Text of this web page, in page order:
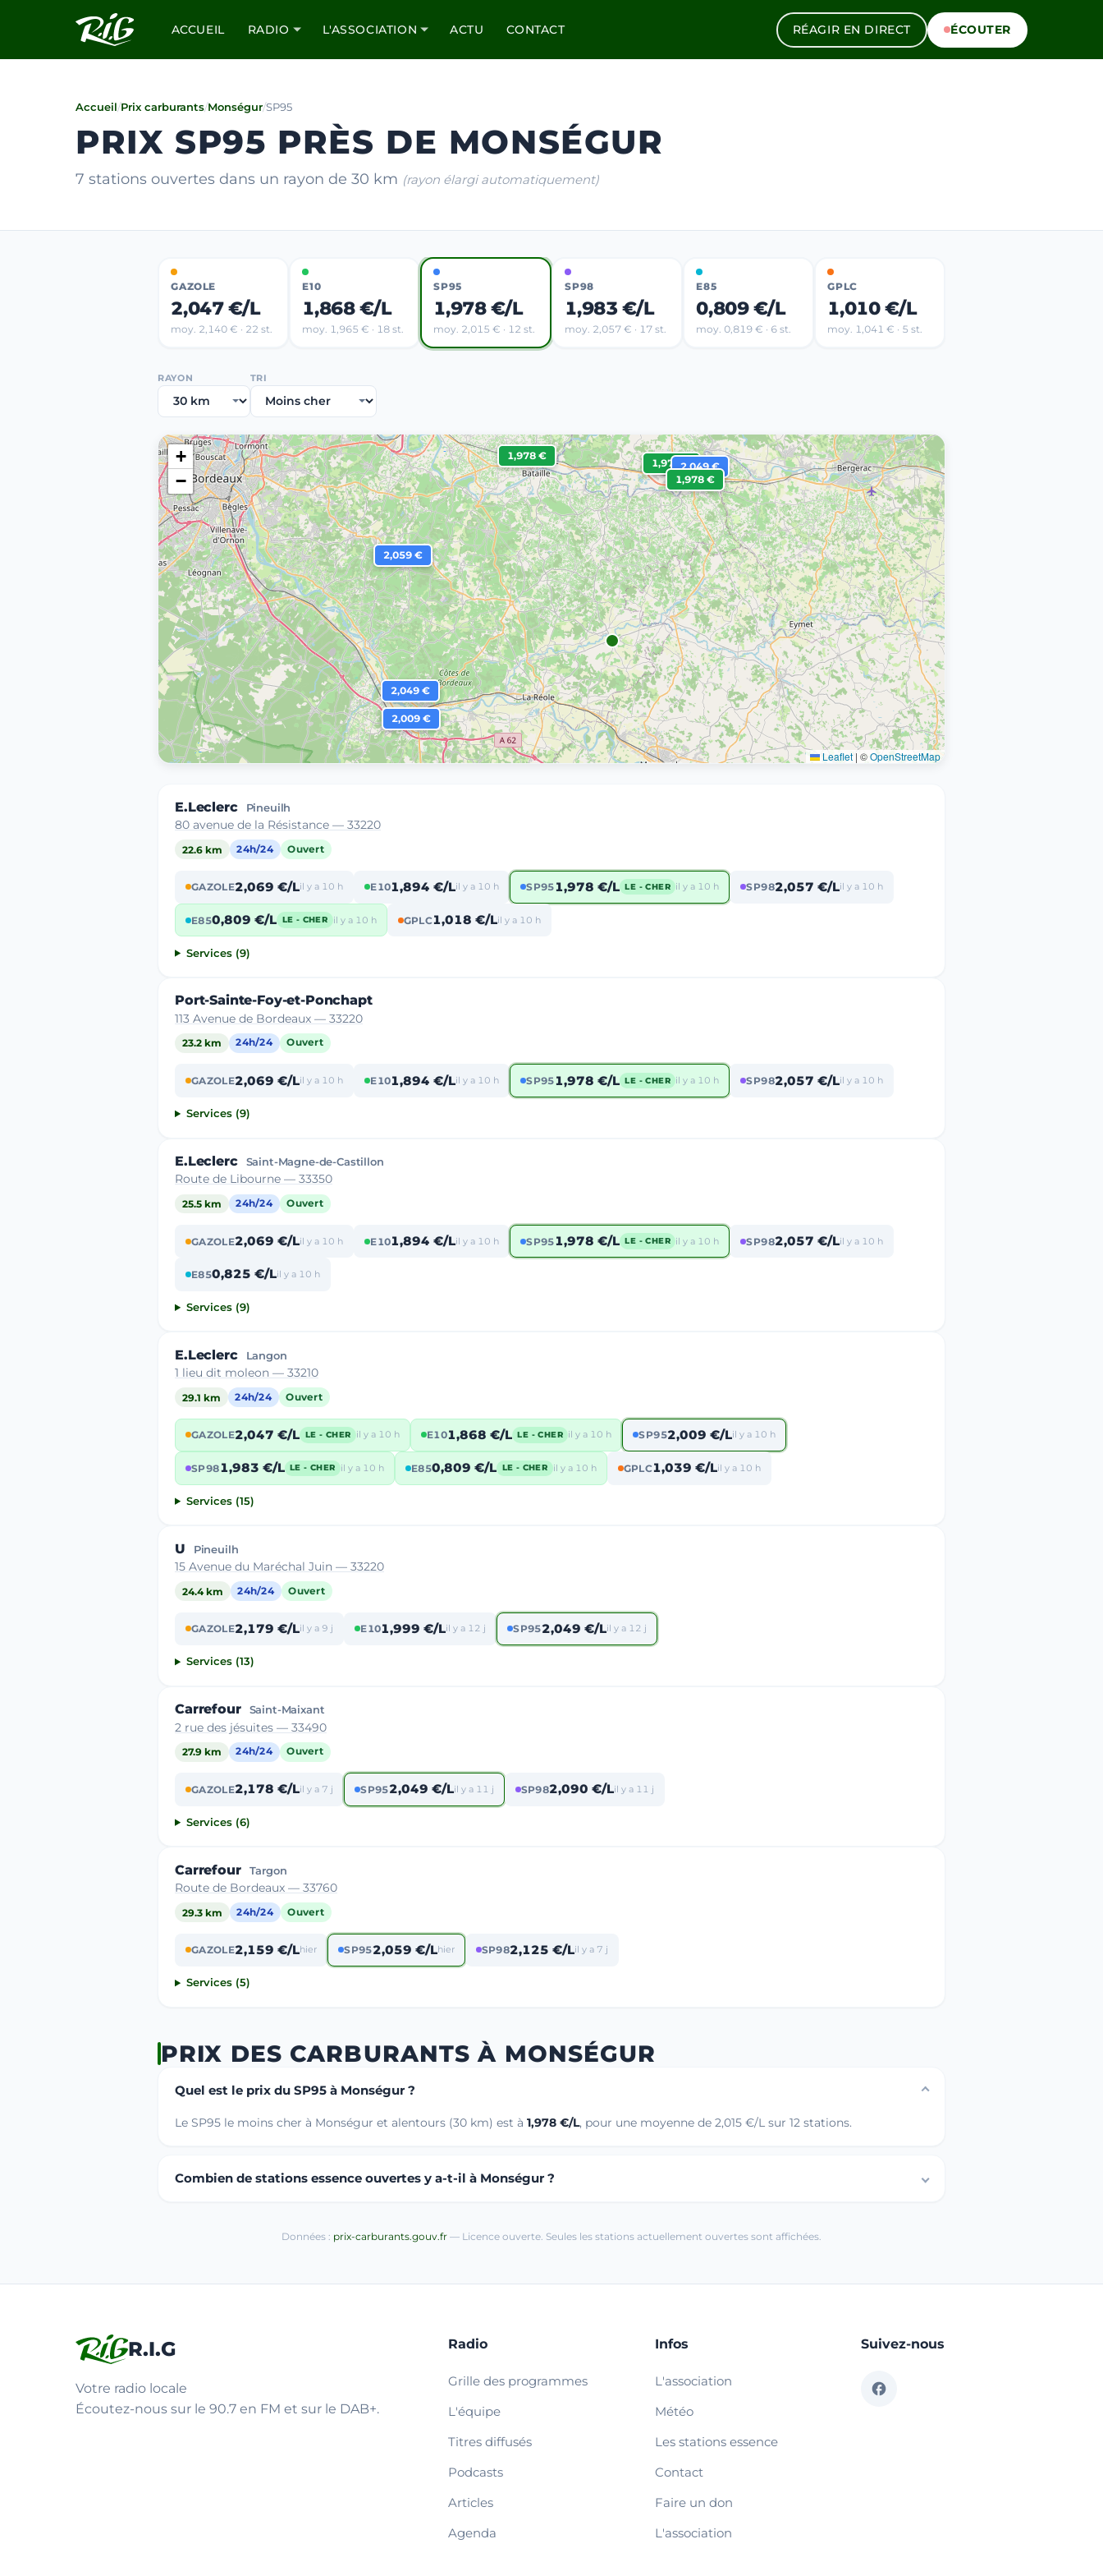
ACCUEIL RADIO L'ASSOCIATION ACTU CONTACT RÉAGIR EN DIRECT ÉCOUTER
Accueil/Prix carburants/Monségur/SP95
PRIX SP95 PRÈS DE MONSÉGUR
7 stations ouvertes dans un rayon de 30 km (rayon élargi automatiquement)
GAZOLE
2,047 €/L
moy. 2,140 € · 22 st.
E10
1,868 €/L
moy. 1,965 € · 18 st.
SP95
1,978 €/L
moy. 2,015 € · 12 st.
SP98
1,983 €/L
moy. 2,057 € · 17 st.
E85
0,809 €/L
moy. 0,819 € · 6 st.
GPLC
1,010 €/L
moy. 1,041 € · 5 st.
RAYON TRI
1,978 €
1,978 €
1,978 €
2,009 €
2,049 €
2,049 €
2,059 €
+
−
Leaflet | ©OpenStreetMap
E.Leclerc Pineuilh
80 avenue de la Résistance — 33220
22.6 km 24h/24 Ouvert
GAZOLE2,069 €/Lil y a 10 h E101,894 €/Lil y a 10 h SP951,978 €/L LE - CHER il y a 10 h SP982,057 €/Lil y a 10 h
E850,809 €/L LE - CHER il y a 10 h GPLC1,018 €/Lil y a 10 h
Services (9)
Port-Sainte-Foy-et-Ponchapt
113 Avenue de Bordeaux — 33220
23.2 km 24h/24 Ouvert
GAZOLE2,069 €/Lil y a 10 h E101,894 €/Lil y a 10 h SP951,978 €/L LE - CHER il y a 10 h SP982,057 €/Lil y a 10 h
Services (9)
E.Leclerc Saint-Magne-de-Castillon
Route de Libourne — 33350
25.5 km 24h/24 Ouvert
GAZOLE2,069 €/Lil y a 10 h E101,894 €/Lil y a 10 h SP951,978 €/L LE - CHER il y a 10 h SP982,057 €/Lil y a 10 h
E850,825 €/Lil y a 10 h
Services (9)
E.Leclerc Langon
1 lieu dit moleon — 33210
29.1 km 24h/24 Ouvert
GAZOLE2,047 €/L LE - CHER il y a 10 h E101,868 €/L LE - CHER il y a 10 h SP952,009 €/Lil y a 10 h
SP981,983 €/L LE - CHER il y a 10 h E850,809 €/L LE - CHER il y a 10 h GPLC1,039 €/Lil y a 10 h
Services (15)
U Pineuilh
15 Avenue du Maréchal Juin — 33220
24.4 km 24h/24 Ouvert
GAZOLE2,179 €/Lil y a 9 j E101,999 €/Lil y a 12 j SP952,049 €/Lil y a 12 j
Services (13)
Carrefour Saint-Maixant
2 rue des jésuites — 33490
27.9 km 24h/24 Ouvert
GAZOLE2,178 €/Lil y a 7 j SP952,049 €/Lil y a 11 j SP982,090 €/Lil y a 11 j
Services (6)
Carrefour Targon
Route de Bordeaux — 33760
29.3 km 24h/24 Ouvert
GAZOLE2,159 €/Lhier SP952,059 €/Lhier SP982,125 €/Lil y a 7 j
Services (5)
PRIX DES CARBURANTS À MONSÉGUR
Quel est le prix du SP95 à Monségur ?
Le SP95 le moins cher à Monségur et alentours (30 km) est à 1,978 €/L, pour une moyenne de 2,015 €/L sur 12 stations.
Combien de stations essence ouvertes y a-t-il à Monségur ?
Données : prix-carburants.gouv.fr — Licence ouverte. Seules les stations actuellement ouvertes sont affichées.
R.I.G
Votre radio locale
Écoutez-nous sur le 90.7 en FM et sur le DAB+.
Radio
Grille des programmes
L'équipe
Titres diffusés
Podcasts
Articles
Agenda
Infos
L'association
Météo
Les stations essence
Contact
Faire un don
L'association
Suivez-nous